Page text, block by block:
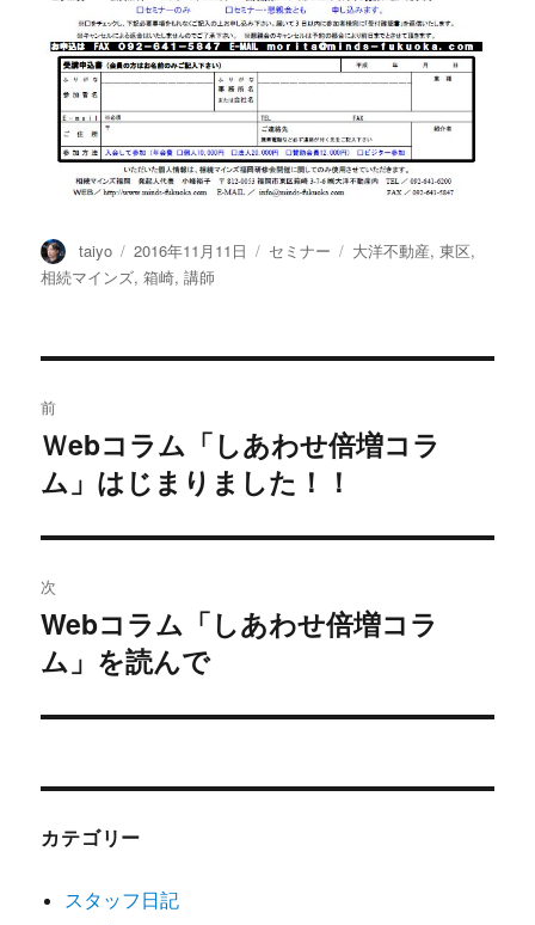
投
稿
taiyo
投
稿
2016年11月11日
カ
ー
セミナー
タ
大洋不動産,東区,
相続マインズ,箱崎,講師
稿
ナ
ビ
ゲ
ー
シ
ン
前
過
去
投
稿:
Ｗebコラム「しあわせ倍増コラ
ム」はじまりました！！
次
次
の
稿:
Webコラム「しあわせ倍増コラ
ム」を読んで
カテゴリー
スタッフ日記